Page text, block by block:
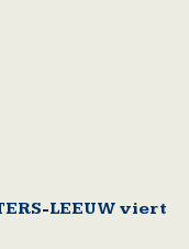
LEEUW viert